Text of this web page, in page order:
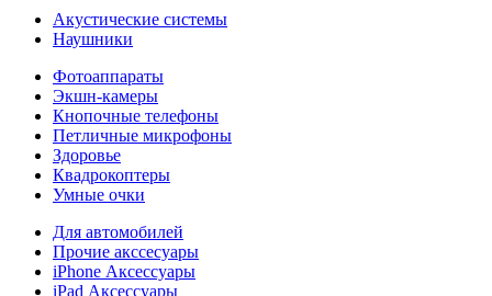
Акустические системы
Наушники
Фотоаппараты
Экшн-камеры
Кнопочные телефоны
Петличные микрофоны
Здоровье
Квадрокоптеры
Умные очки
Для автомобилей
Прочие акссесуары
iPhone Аксессуары
iPad Аксессуары